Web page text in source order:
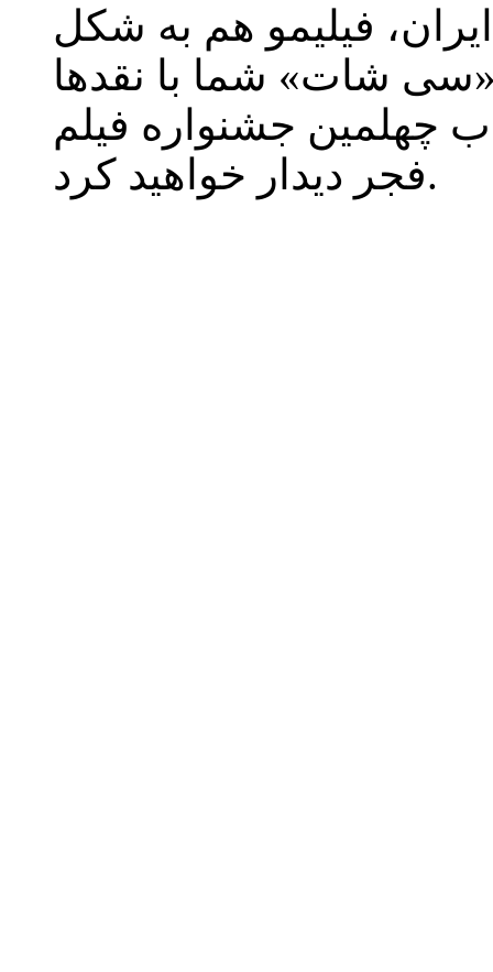
فیلیمو هم به شکل
«سی شات» شما با نقدها
چهلمین جشنواره فیلم
فجر دیدار خواهید کرد.